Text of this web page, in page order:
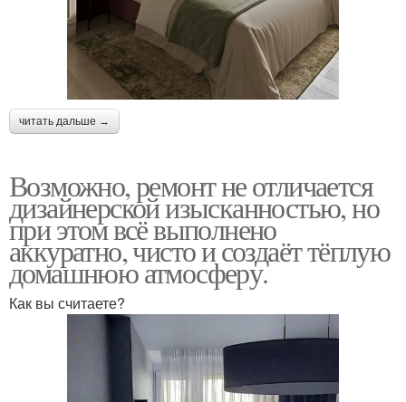
читать дальше →
Возможно, ремонт не отличается
дизайнерской изысканностью, но
при этом всё выполнено
аккуратно, чисто и создаёт тёплую
домашнюю атмосферу.
Как вы считаете?